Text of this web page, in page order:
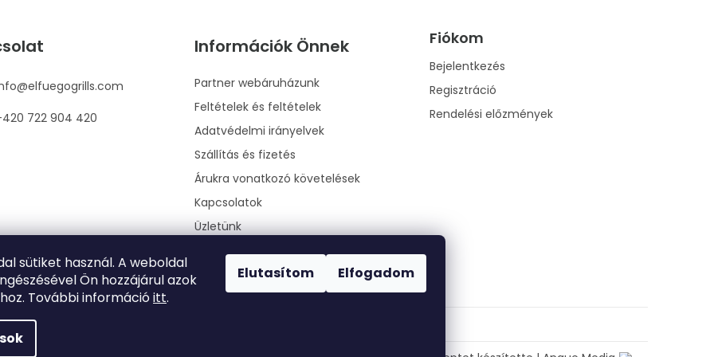
sütiket használ. A weboldal
Ön hozzájárul azok
További információitt.
Elutasítom Elfogadom
@elfuegogrills.com
722 904 420
Információk Önnek
Partner webáruházunk
Feltételek és feltételek
Adatvédelmi irányelvek
Szállítás és fizetés
Árukra vonatkozó követelések
Kapcsolatok
Üzletünk
Rendelésem
Fiókom
Bejelentkezés
Regisztráció
Rendelési előzmények